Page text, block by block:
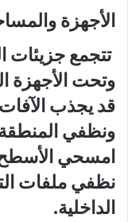
الأجهزة
تتجمع جزيئات
وتحت الأجهزة
قد يجذب
ونظفي المنطقة
امسحي الأسطح
نظفي ملفات
الداخلية.